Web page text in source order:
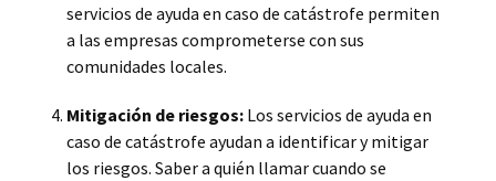
servicios de ayuda en caso de catástrofe permiten
a las empresas comprometerse con sus
comunidades locales.
Mitigación de riesgos:Los servicios de ayuda en
caso de catástrofe ayudan a identificar y mitigar
los riesgos. Saber a quién llamar cuando se